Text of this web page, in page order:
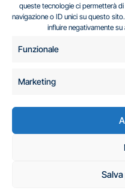
queste tecnologie ci permetterà
navigazione o ID unici su questo
influire negativamente
Funzionale
Marketing
Centro Analisi e
Analisi